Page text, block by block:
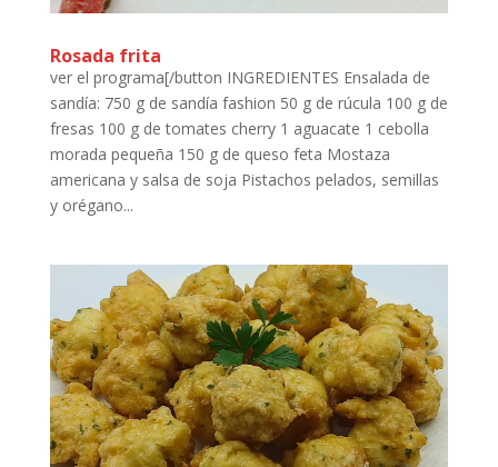
Rosada frita
ver el programa[/button INGREDIENTES Ensalada de
sandía: 750 g de sandía fashion 50 g de rúcula 100 g de
fresas 100 g de tomates cherry 1 aguacate 1 cebolla
morada pequeña 150 g de queso feta Mostaza
americana y salsa de soja Pistachos pelados, semillas
y orégano...